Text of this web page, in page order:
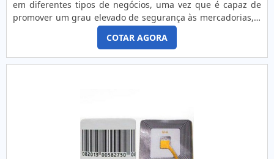
em diferentes tipos de negócios, uma vez que é capaz de
promover um grau elevado de segurança às mercadorias, o
que se mostra um benefício que por si só justifica o
investimento.Esta etiqueta pode ser do tipo adesiva, sendo
mais prática, pois logo após a confirmação do pagamento
no caixa, não há a necessidade de que seja desacoplad...
COTAR AGORA